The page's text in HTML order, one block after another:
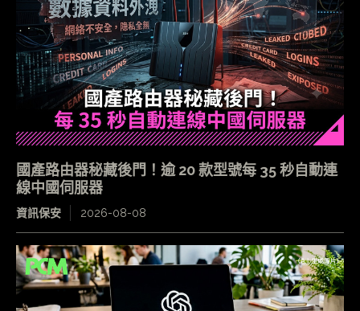
國產路由器秘藏後門！逾 20 款型號每 35 秒自動連
線中國伺服器
資訊保安 2026-08-08